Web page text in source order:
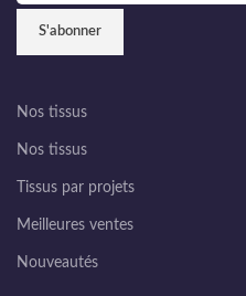
Nos tissus
Nos tissus
Tissus par projets
Meilleures ventes
Nouveautés